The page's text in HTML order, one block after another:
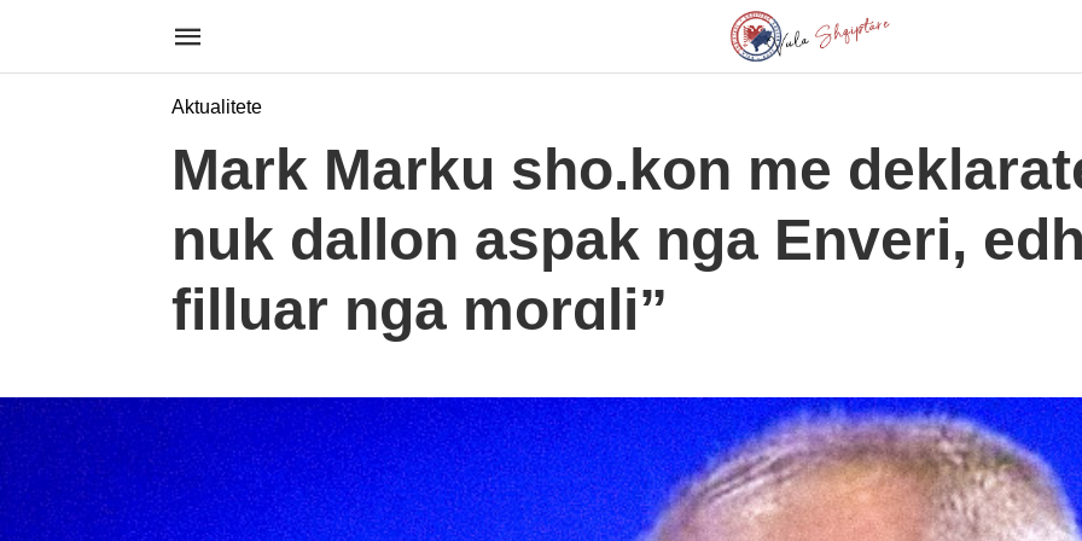
Aktualitete
Mark Marku sho.kon me
nuk dallon aspak nga Enveri,
filluar nga morɑli”